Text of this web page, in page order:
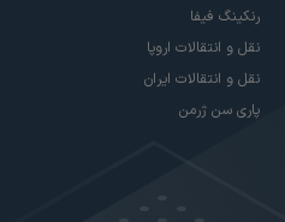
رنکینگ فیفا
نقل و انتقالات اروپا
نقل و انتقالات ایران
پاری سن ژرمن